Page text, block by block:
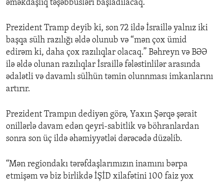
əməkdaşlıq təşəbbüsləri başladılacaq.
Prezident Tramp deyib ki, son 72 ildə İsraillə yalnız iki
başqa sülh razılığı əldə olunub və “mən çox ümid
edirəm ki, daha çox razılıqlar olacaq.” Bəhreyn və BƏƏ
ilə əldə olunan razılıqlar İsraillə fələstinlilər arasında
ədalətli və davamlı sülhün təmin olunnması imkanlarını
artırır.
Prezident Trampın dediyən görə, Yaxın Şərqə şərait
onillərlə davam edən qeyri-sabitlik və böhranlardan
sonra son üç ildə əhəmiyyətləi dərəcədə düzəlib.
“Mən regiondakı tərəfdaşlarımızın inamını bərpa
etmişəm və biz birlikdə İŞİD xilafətini 100 faiz yox